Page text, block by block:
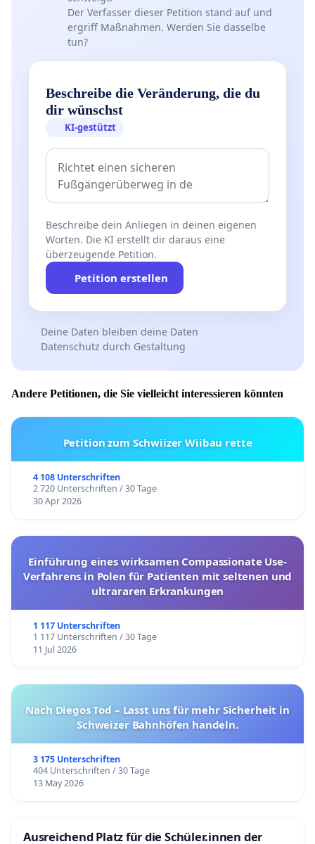
Der Verfasser dieser Petition stand auf und
ergriff Maßnahmen. Werden Sie dasselbe
tun?
Beschreibe die Veränderung, die du
dir wünschst
KI-gestützt
Beschreibe dein Anliegen in deinen eigenen
Worten. Die KI erstellt dir daraus eine
überzeugende Petition.
Petition erstellen
Deine Daten bleiben deine Daten
Datenschutz durch Gestaltung
Andere Petitionen, die Sie vielleicht interessieren könnten
Petition zum Schwiizer Wiibau rette
4 108 Unterschriften
2 720 Unterschriften / 30 Tage
30 Apr 2026
Einführung eines wirksamen Compassionate Use-
Verfahrens in Polen für Patienten mit seltenen und
ultrararen Erkrankungen
1 117 Unterschriften
1 117 Unterschriften / 30 Tage
11 Jul 2026
Nach Diegos Tod – Lasst uns für mehr Sicherheit in
Schweizer Bahnhöfen handeln.
3 175 Unterschriften
404 Unterschriften / 30 Tage
13 May 2026
Ausreichend Platz für die Schüler.innen der